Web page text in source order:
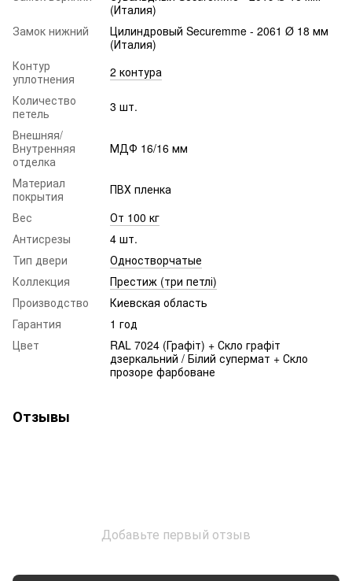
(Италия)
Замок нижний
Цилиндровый Securemme - 2061 Ø 18 мм
(Италия)
Контур
уплотнения
2 контура
Количество
петель
3 шт.
Внешняя/
Внутренняя
отделка
МДФ 16/16 мм
Материал
покрытия
ПВХ пленка
Вес
От 100 кг
Антисрезы
4 шт.
Тип двери
Одностворчатые
Коллекция
Престиж (три петлі)
Производство
Киевская область
Гарантия
1 год
Цвет
RAL 7024 (Графіт) + Скло графіт
дзеркальний / Білий супермат + Скло
прозоре фарбоване
Отзывы
Добавьте первый отзыв